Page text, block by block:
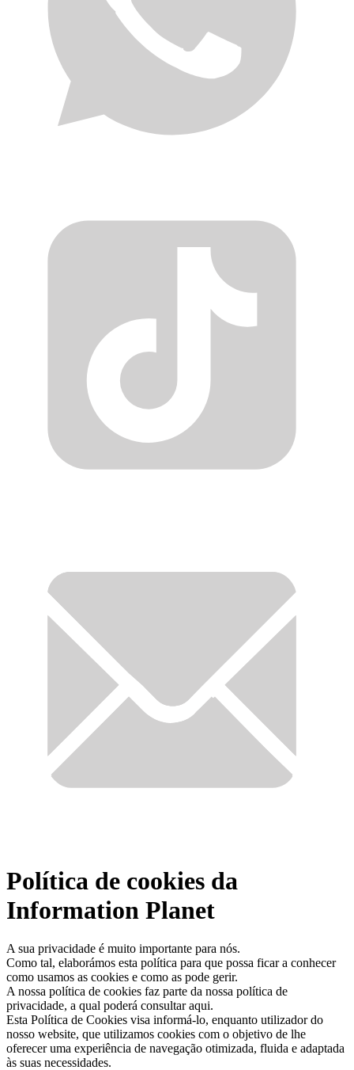
Política de cookies da
Information Planet
A sua privacidade é muito importante para nós.
Como tal, elaborámos esta política para que possa ficar a conhecer
como usamos as cookies e como as pode gerir.
A nossa política de cookies faz parte da nossa política de
privacidade, a qual poderá consultar aqui.
Esta Política de Cookies visa informá-lo, enquanto utilizador do
nosso website, que utilizamos cookies com o objetivo de lhe
oferecer uma experiência de navegação otimizada, fluida e adaptada
às suas necessidades.